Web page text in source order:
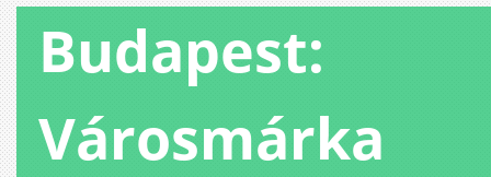
Budapest:
Városmárka